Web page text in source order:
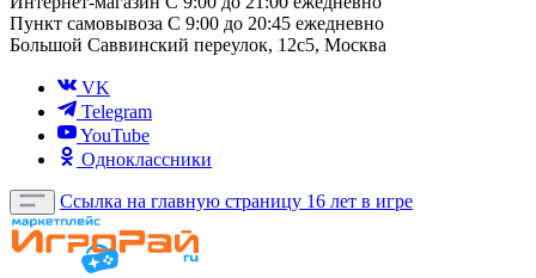
Пункт самовывоза С 9:00 до 20:45 ежедневно
Большой Саввинский переулок, 12с5, Москва
VK
Telegram
YouTube
Одноклассники
Ссылка на главную страницу 16 лет в игре